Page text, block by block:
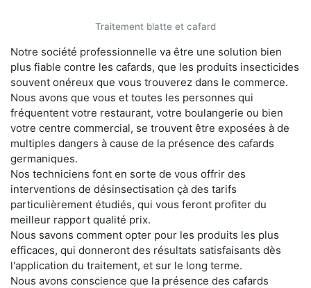
Traitement blatte et cafard
Notre société professionnelle va être une solution bien
plus fiable contre les cafards, que les produits insecticides
souvent onéreux que vous trouverez dans le commerce.
Nous avons que vous et toutes les personnes qui
fréquentent votre restaurant, votre boulangerie ou bien
votre centre commercial, se trouvent être exposées à de
multiples dangers à cause de la présence des cafards
germaniques.
Nos techniciens font en sorte de vous offrir des
interventions de désinsectisation çà des tarifs
particulièrement étudiés, qui vous feront profiter du
meilleur rapport qualité prix.
Nous savons comment opter pour les produits les plus
efficaces, qui donneront des résultats satisfaisants dès
l'application du traitement, et sur le long terme.
Nous avons conscience que la présence des cafards